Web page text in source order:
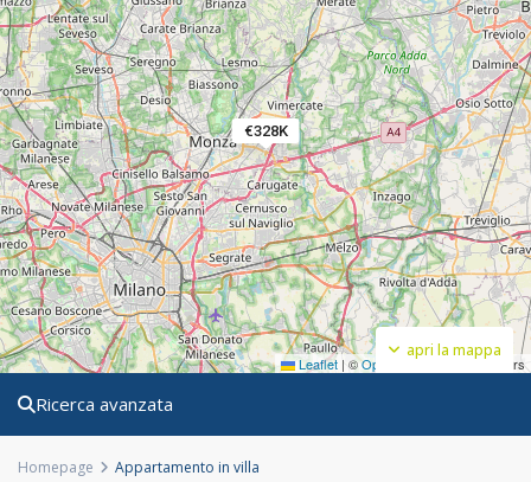
€328K
Leaflet | ©OpenStreetMap contributors
apri la mappa
Ricerca avanzata
Homepage Appartamento in villa